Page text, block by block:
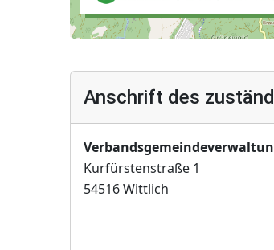
Anschrift des
Kurfürstenstraße 1
54516 Wittlich